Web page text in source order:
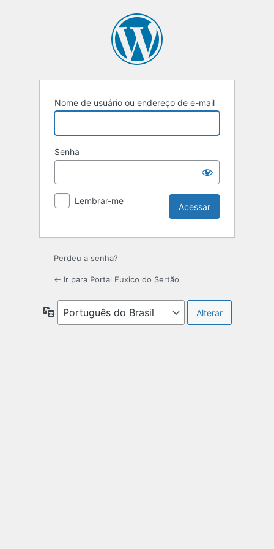
Nome de usuário ou endereço de e-mail
Senha
Lembrar-me
Perdeu a senha?
← Ir para Portal Fuxico do Sertão
Idioma